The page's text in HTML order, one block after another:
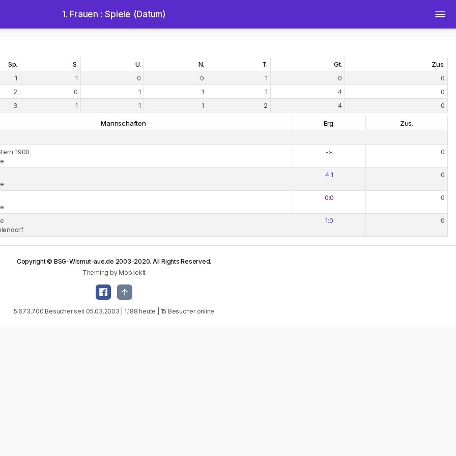
1. Frauen : Spiele (Datum)
Sp. S. U. N. T. Gt.
Zus.
1 1 0 0 1 0
0
2 0 1 1 1 4
0
3 1 1 1 2 4 0
Mannschaften Erg. Zus.
1900
-:- 0
4:1 0
0:0 0
1:0 0
Copyright © BSG-Wismut-aue.de 2003-2020. All Rights Reserved.
Theming by Mobilekit
5.673.700 Besucher seit 05.03.2003 | 1.188 heute | 15 Besucher online